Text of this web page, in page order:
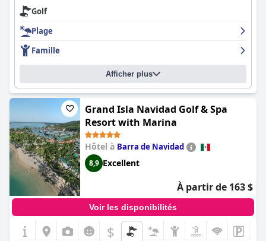
Golf
Plage
Famille
Afficher plus
Grand Isla Navidad Golf & Spa
Resort with Marina
Hôtel à Barra de Navidad
8,9 Excellent
À partir de 163 $
Voir les disponibilités
$